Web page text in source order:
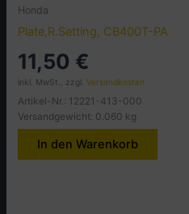
Honda
Plate,R.Setting, CB400T-PA
11,50 €
inkl. MwSt., zzgl.Versandkosten
Artikel-Nr.: 12221-413-000
Versandgewicht: 0.060 kg
In den Warenkorb